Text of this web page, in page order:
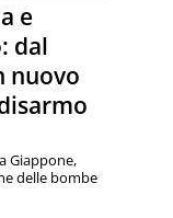
e
dal
nuovo
Giappone,
delle bombe